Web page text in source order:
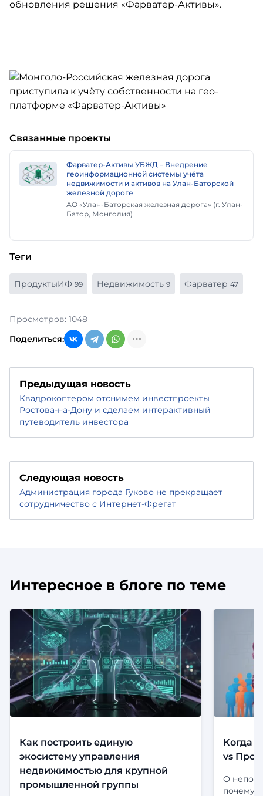
обновления решения «Фарватер-Активы».
Связанные проекты
Фарватер-Активы УБЖД – Внедрение
геоинформационной системы учёта
недвижимости и активов на Улан-Баторской
железной дороге
АО «Улан-Баторская железная дорога» (г. Улан-
Батор, Монголия)
Теги
ПродуктыИФ 99 Недвижимость 9 Фарватер 47
Просмотров: 1048
Поделиться:
Предыдущая новость
Квадрокоптером отснимем инвестпроекты
Ростова-на-Дону и сделаем интерактивный
путеводитель инвестора
Следующая новость
Администрация города Гуково не прекращает
сотрудничество с Интернет-Фрегат
Интересное в блоге по теме
Как построить единую
экосистему управления
недвижимостью для крупной
промышленной группы
Когда
vs
О
почему